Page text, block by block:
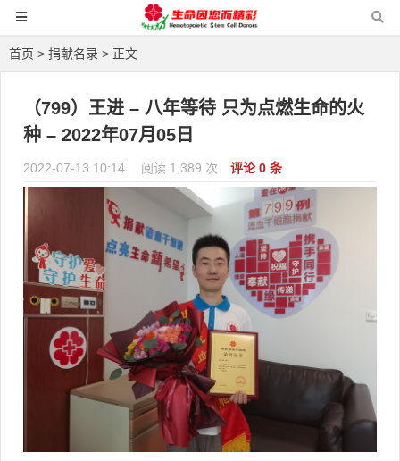
首页 > 捐献名录 > 正文
（799）王进 – 八年等待 只为点燃生命的火
种 – 2022年07月05日
2022-07-13 10:14 阅读 1,389 次 评论 0 条